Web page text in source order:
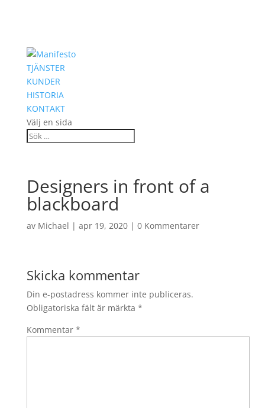
TJÄNSTER
KUNDER
HISTORIA
KONTAKT
Välj en sida
Designers in front of a
blackboard
av Michael | apr 19, 2020| 0 Kommentarer
Skicka kommentar
Din e-postadress kommer inte publiceras.
Obligatoriska fält är märkta *
Kommentar *